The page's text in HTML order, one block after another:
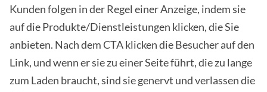
Kunden folgen in der Regel einer Anzeige, indem sie
auf die Produkte/Dienstleistungen klicken, die Sie
anbieten. Nach dem CTA klicken die Besucher auf den
Link, und wenn er sie zu einer Seite führt, die zu lange
zum Laden braucht, sind sie genervt und verlassen die